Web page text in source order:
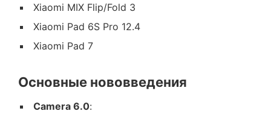
Xiaomi MIX Flip/Fold 3
Xiaomi Pad 6S Pro 12.4
Xiaomi Pad 7
Основные нововведения
Camera 6.0: